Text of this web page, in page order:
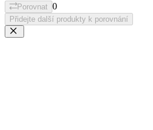
Porovnat 0
Přidejte další produkty k porovnání